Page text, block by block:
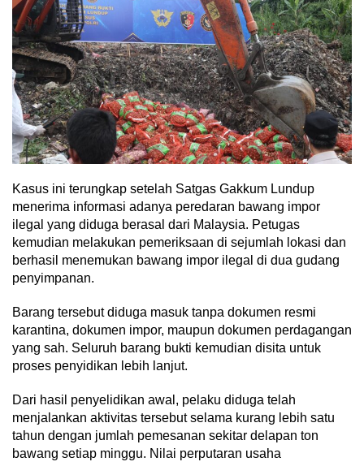
Kasus ini terungkap setelah Satgas Gakkum Lundup
menerima informasi adanya peredaran bawang impor
ilegal yang diduga berasal dari Malaysia. Petugas
kemudian melakukan pemeriksaan di sejumlah lokasi dan
berhasil menemukan bawang impor ilegal di dua gudang
penyimpanan.
Barang tersebut diduga masuk tanpa dokumen resmi
karantina, dokumen impor, maupun dokumen perdagangan
yang sah. Seluruh barang bukti kemudian disita untuk
proses penyidikan lebih lanjut.
Dari hasil penyelidikan awal, pelaku diduga telah
menjalankan aktivitas tersebut selama kurang lebih satu
tahun dengan jumlah pemesanan sekitar delapan ton
bawang setiap minggu. Nilai perputaran usaha